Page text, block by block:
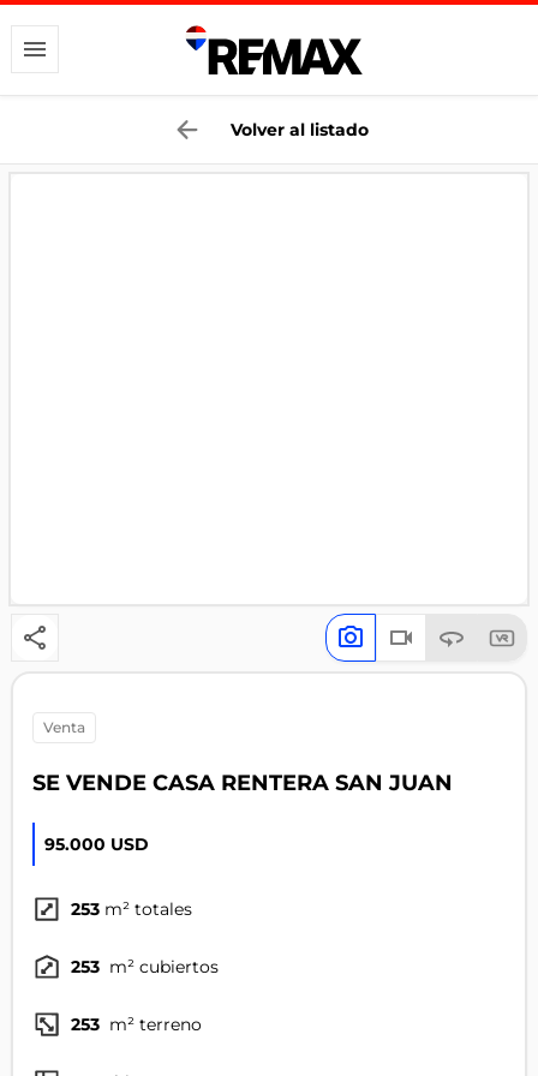
Volver al listado
venta
SE VENDE CASA RENTERA SAN JUAN
95.000 USD
253 m² totales
253 m² cubiertos
253 m² terreno